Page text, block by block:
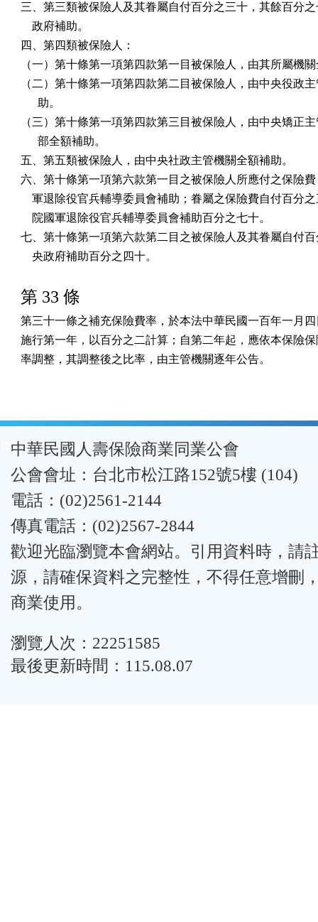
三、第三類被保險人及其眷屬自付百分之三十，其餘百分
    政府補助。
四、第四類被保險人：
（一）第十條第一項第四款第一目被保險人，由其所屬機
（二）第十條第一項第四款第二目被保險人，由中央役政
      助。
（三）第十條第一項第四款第三目被保險人，由中央矯正
      部全額補助。
五、第五類被保險人，由中央社政主管機關全額補助。
六、第十條第一項第六款第一目之被保險人所應付之保險
軍退除役官兵輔導委員會補助；眷屬之保險費自付百分
    院國軍退除役官兵輔導委員會補助百分之七十。
七、第十條第一項第六款第二目之被保險人及其眷屬自付
    央政府補助百分之四十。
第 33 條
第三十一條之補充保險費率，於本法中華民國一百年一月
施行第一年，以百分之二計算；自第二年起，應依本保險
率調整，其調整後之比率，由主管機關逐年公告。
:::中華民國人壽保險商業同業公會
公會會址：台北市松江路152號5樓 (104)
電話：(02)2561-2144
傳真電話：(02)2567-2844
歡迎光臨瀏覽本會網站。引用資料時，請
源，請確保資料之完整性，不得任意增刪
商業使用。
瀏覽人次：22251585
最後更新時間：115.08.07